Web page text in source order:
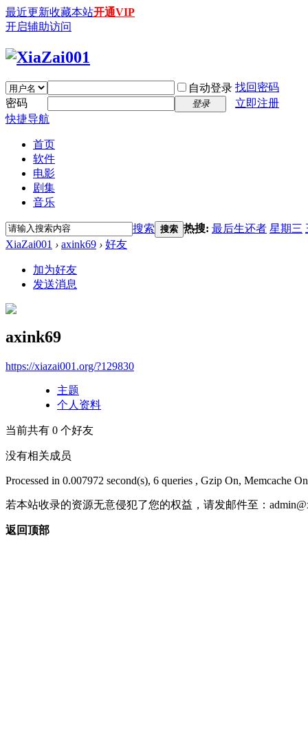
最近更新收藏本站开通VIP
开启辅助访问
自动登录 找回密码
密码
登录
立即注册
快捷导航
首页
软件
电影
剧集
音乐
搜索 搜索 热搜: 最后生还者 星期三
XiaZai001 › axink69 › 好友
加为好友
发送消息
axink69
https://xiazai001.org/?129830
主题
个人资料
当前共有 0 个好友
没有相关成员
Processed in 0.007972 second(s), 6 queries , Gzip On, Memcache
若本站收录的资源无意侵犯了您的权益，请发邮件至：
返回顶部